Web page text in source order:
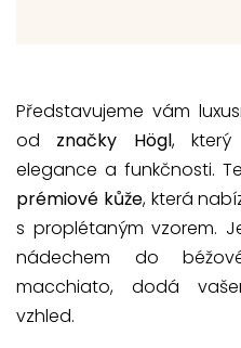
Představujeme vám
od značky Högl, který
elegance a funkčnosti.
prémiové kůže, která
s proplétaným vzorem.
nádechem do
macchiato, dodá
vzhled.